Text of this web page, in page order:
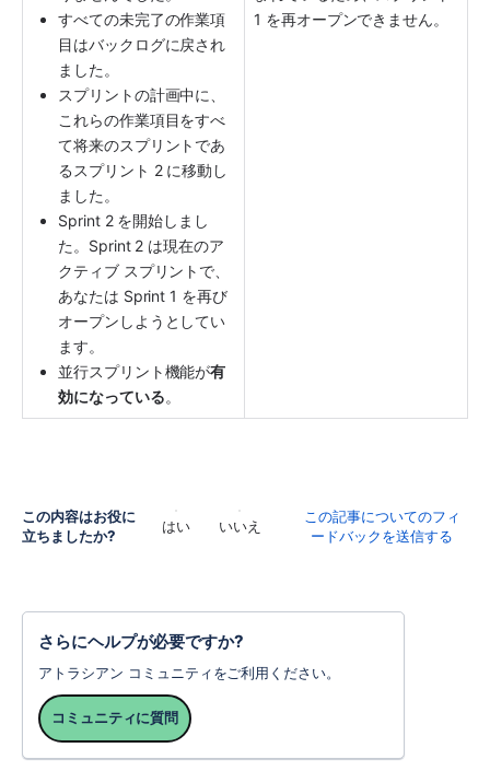
すべての未完了の作業項
目はバックログに戻され
ました。
スプリントの計画中に、
これらの作業項目をすべ
て将来のスプリントであ
るスプリント 2 に移動し
ました。
Sprint 2 を開始しまし
た。Sprint 2 は現在のア
クティブ スプリントで、
あなたは Sprint 1 を再び
オープンしようとしてい
ます。
並行スプリント機能が有
効になっている。
1 を再オープンできません。
この内容はお役に
立ちましたか?
はい いいえ
この記事についてのフィ
ードバックを送信する
さらにヘルプが必要ですか?
アトラシアン コミュニティをご利用ください。
コミュニティに質問